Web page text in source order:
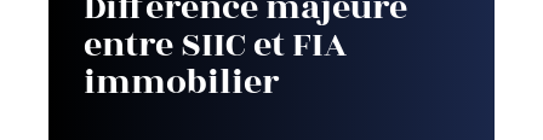
entre SIIC et FIA
immobilier